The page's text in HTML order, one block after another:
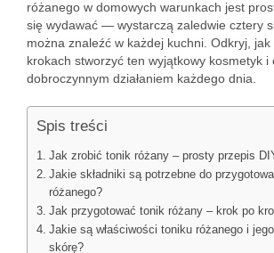
różanego w domowych warunkach jest
się wydawać — wystarczą zaledwie cztery
można znaleźć w każdej kuchni. Odkryj,
krokach stworzyć ten wyjątkowy kosmetyk i
dobroczynnym działaniem każdego dnia.
Spis treści
Jak zrobić tonik różany – prosty przepis
Jakie składniki są potrzebne do
różanego?
Jak przygotować tonik różany – krok po
Jakie są właściwości toniku różanego i
skórę?